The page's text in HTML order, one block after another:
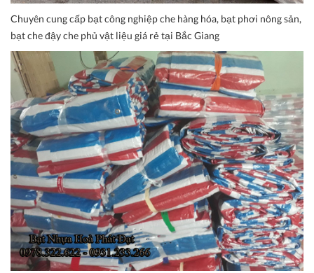
Chuyên cung cấp bạt công nghiệp che hàng hóa, bạt phơi nông sản,
bạt che đậy che phủ vật liệu giá rẻ tại Bắc Giang